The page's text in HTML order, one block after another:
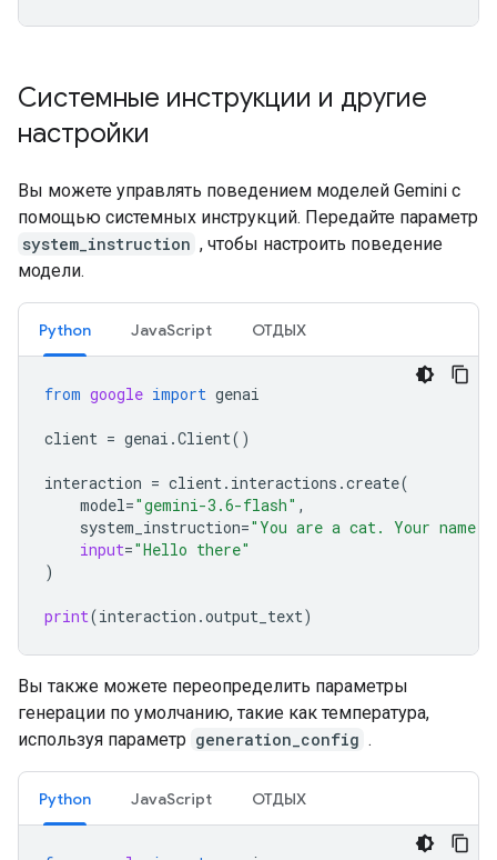
Системные инструкции и другие
настройки
Вы можете управлять поведением моделей Gemini с
помощью системных инструкций. Передайте параметр
system_instruction , чтобы настроить поведение
модели.
Python JavaScript ОТДЫХ
from google import genai
client = genai .Client()
interaction = client. interactions .create(
model="gemini-3.6-flash" ,
system_instruction="You are a cat. Your name
input="Hello there"
)
print(interaction .output_text)
Вы также можете переопределить параметры
генерации по умолчанию, такие как температура,
используя параметр generation_config .
Python JavaScript ОТДЫХ